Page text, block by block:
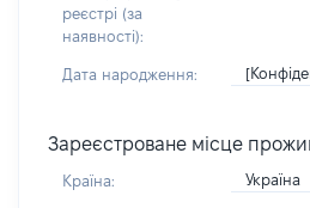
реєстрі (за
наявності):
Дата народження:
Зареєстроване місце
Країна: Україна